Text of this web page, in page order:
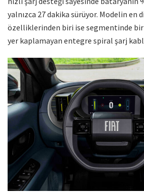
yalnızca 27 dakika sürüyor. Modelin en
özelliklerinden biri ise segmentinde
yer kaplamayan entegre spiral şarj